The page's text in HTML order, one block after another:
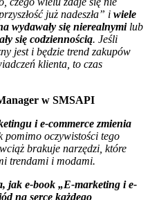
już nadeszła” i wiele
wydawały się nierealnymilub
się codziennością. Jeśli
jest i będzie trend zakupów
klienta, to czas
w SMSAPI
i e-commerce zmienia
pomimo oczywistości tego
brakuje narzędzi, które
trendami i modami.
jak e-book „E-marketing i e-
na serce każdego